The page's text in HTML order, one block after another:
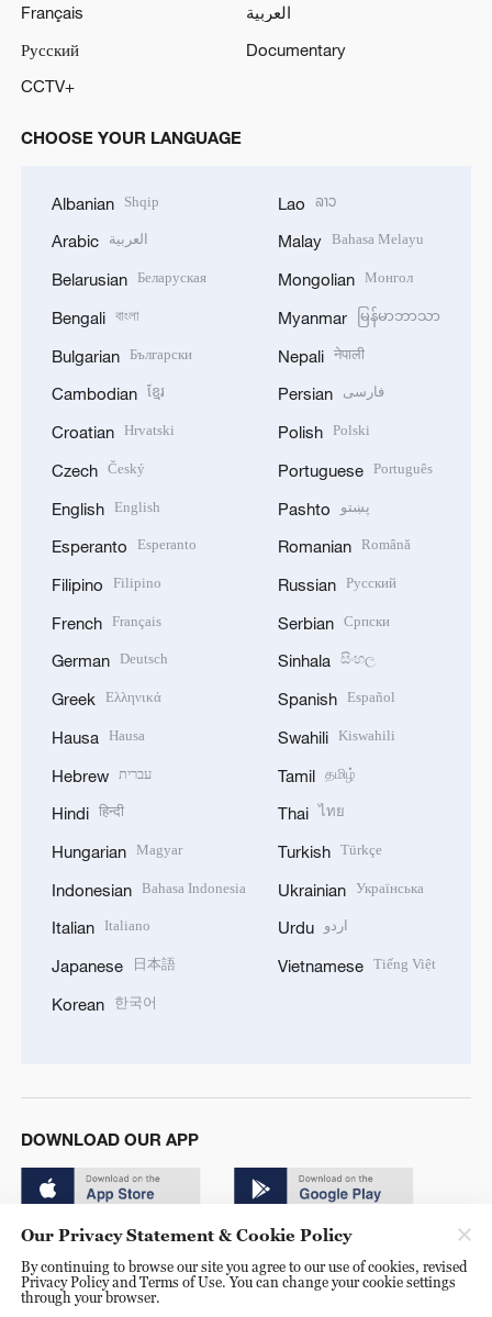
Français
العربية
Русский
Documentary
CCTV+
CHOOSE YOUR LANGUAGE
Albanian Shqip
Arabic العربية
Belarusian Беларуская
Bengali বাংলা
Bulgarian Български
Cambodian ខ្មែរ
Croatian Hrvatski
Czech Český
English English
Esperanto Esperanto
Filipino Filipino
French Français
German Deutsch
Greek Ελληνικά
Hausa Hausa
Hebrew עברית
Hindi हिन्दी
Hungarian Magyar
Indonesian Bahasa Indonesia
Italian Italiano
Japanese 日本語
Korean 한국어
Lao ລາວ
Malay Bahasa Melayu
Mongolian Монгол
Myanmar မြန်မာဘာသာ
Nepali नेपाली
Persian فارسی
Polish Polski
Portuguese Português
Pashto پښتو
Romanian Română
Russian Русский
Serbian Српски
Sinhala සිංහල
Spanish Español
Swahili Kiswahili
Tamil தமிழ்
Thai ไทย
Turkish Türkçe
Ukrainian Українська
Urdu اردو
Vietnamese Tiếng Việt
DOWNLOAD OUR APP
© China Radio International.CRI. All Rights Reserved. 16A
Our Privacy Statement & Cookie Policy
By continuing to browse our site you agree to our use of cookies, revised
Privacy Policy and Terms of Use. You can change your cookie settings
through your browser.